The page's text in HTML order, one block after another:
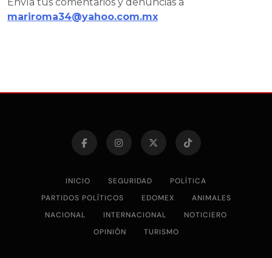
mariroma34@yahoo.com.mx
INICIO SEGURIDAD
POLÍTICA
PARTIDOS POLÍTICOS
EDOMEX
ANIMALES
NACIONAL
INTERNACIONAL
NOTICIERO
OPINIÓN
TURISMO